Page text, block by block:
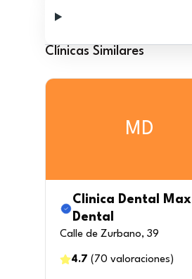
Clínicas Similares
MD
Clinica Dental Max
Dental
Calle de Zurbano, 39
4.7 ( 70 valoraciones )